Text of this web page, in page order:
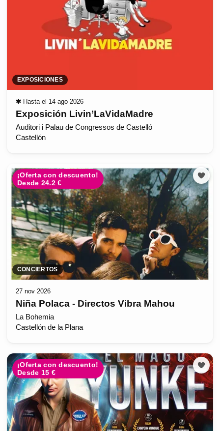
EXPOSICIONES
✱ Hasta el 14 ago 2026
Exposición Livin’LaVidaMadre
Auditori i Palau de Congressos de Castelló
Castellón
¡Oferta con descuento!
Desde 24.2 €
CONCIERTOS
27 nov 2026
Niña Polaca - Directos Vibra Mahou
La Bohemia
Castellón de la Plana
¡Oferta con descuento!
Desde 15 €